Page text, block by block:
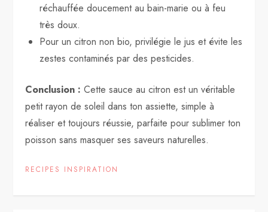
réchauffée doucement au bain-marie ou à feu
très doux.
Pour un citron non bio, privilégie le jus et évite les
zestes contaminés par des pesticides.
Conclusion : Cette sauce au citron est un véritable
petit rayon de soleil dans ton assiette, simple à
réaliser et toujours réussie, parfaite pour sublimer ton
poisson sans masquer ses saveurs naturelles.
RECIPES INSPIRATION